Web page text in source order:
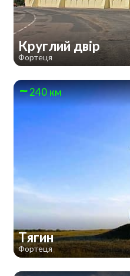
Круглий двір
Фортеця
240 км
Тягин
Фортеця